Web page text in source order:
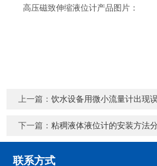
高压磁致伸缩液位计产品图片：
上一篇：饮水设备用微小流量计出现
下一篇：粘稠液体液位计的安装方法
联系方式